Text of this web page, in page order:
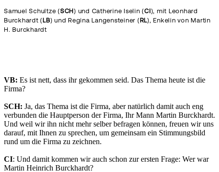
Samuel Schultze (SCH) und Catherine Iselin (CI), mit Leonhard
Burckhardt (LB) und Regina Langensteiner (RL), Enkelin von Martin
H. Burckhardt
VB: Es ist nett, dass ihr gekommen seid. Das Thema heute ist die
Firma?
SCH: Ja, das Thema ist die Firma, aber natürlich damit auch eng
verbunden die Hauptperson der Firma, Ihr Mann Martin Burckhardt.
Und weil wir ihn nicht mehr selber befragen können, freuen wir uns
darauf, mit Ihnen zu sprechen, um gemeinsam ein Stimmungsbild
rund um die Firma zu zeichnen.
CI: Und damit kommen wir auch schon zur ersten Frage: Wer war
Martin Heinrich Burckhardt?